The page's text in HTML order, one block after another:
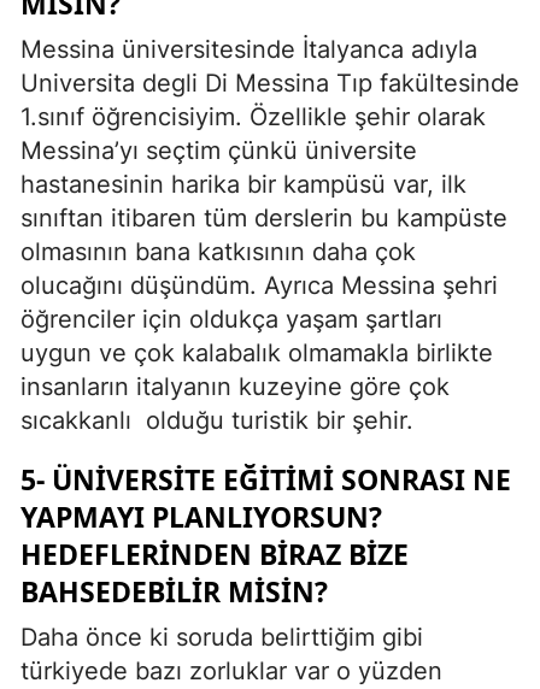
Messina üniversitesinde İtalyanca adıyla
Universita degli Di Messina Tıp fakültesinde
1.sınıf öğrencisiyim. Özellikle şehir olarak
Messina’yı seçtim çünkü üniversite
hastanesinin harika bir kampüsü var, ilk
sınıftan itibaren tüm derslerin bu kampüste
olmasının bana katkısının daha çok
olucağını düşündüm. Ayrıca Messina şehri
öğrenciler için oldukça yaşam şartları
uygun ve çok kalabalık olmamakla birlikte
insanların italyanın kuzeyine göre çok
sıcakkanlı olduğu turistik bir şehir.
5- ÜNIVERSITE EĞITIMI SONRASI NE
YAPMAYI PLANLIYORSUN?
HEDEFLERINDEN BIRAZ BIZE
BAHSEDEBILIR MISIN?
Daha önce ki soruda belirttiğim gibi
türkiyede bazı zorluklar var o yüzden